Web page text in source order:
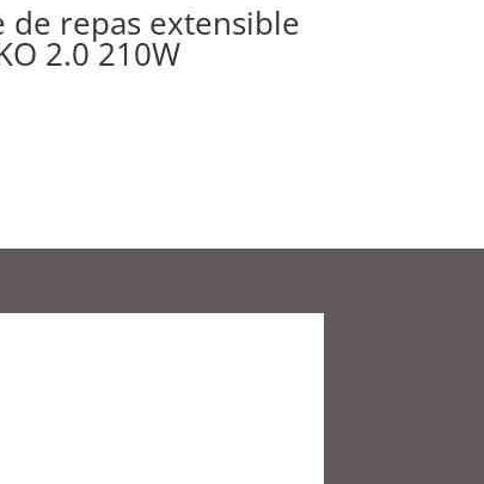
de repas extensible
2.0 210W